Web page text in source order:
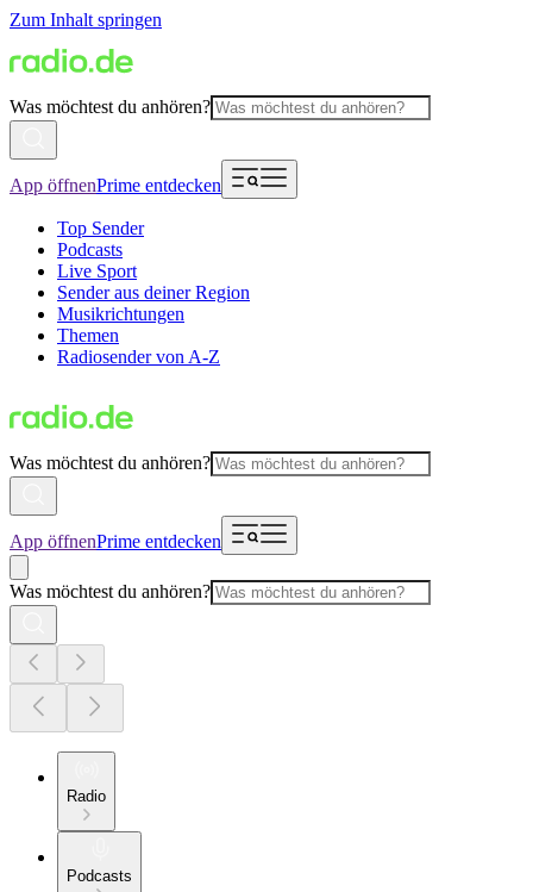
Zum Inhalt springen
Was möchtest du anhören?
App öffnenPrime entdecken
Top Sender
Podcasts
Live Sport
Sender aus deiner Region
Musikrichtungen
Themen
Radiosender von A-Z
Was möchtest du anhören?
App öffnenPrime entdecken
Was möchtest du anhören?
Radio
Podcasts